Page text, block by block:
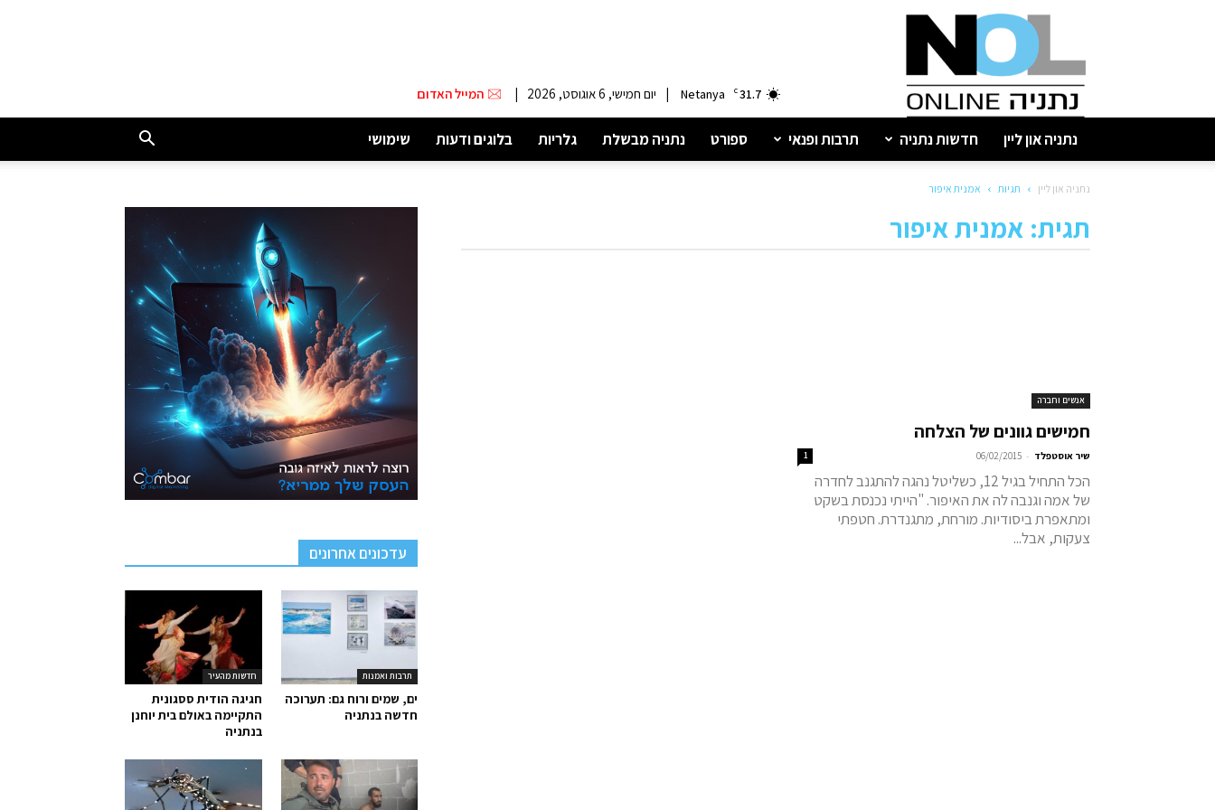
נתניה
31.7
C
Netanya
| יום חמישי, 6 אוגוסט, 2026 | המייל האדום
נתניה און ליין חדשות נתניה תרבות ופנאי ספורט נתניה מבשלת גלריות בלוגים ודעות שימושי
נתניה און ליין תגיות אמנית איפור
תגית: אמנית איפור
אנשים וחברה
חמישים גוונים של הצלחה
שיר אוסטפלד -
06/02/2015
1
הכל התחיל בגיל 12, כשליטל נהגה להתגנב לחדרה
של אמה וגנבה לה את האיפור. "הייתי נכנסת בשקט
ומתאפרת ביסודיות. מורחת, מתגנדרת. חטפתי
צעקות, אבל...
עדכונים אחרונים
חדשות מהעיר
חגיגה הודית ססגונית
התקיימה באולם בית יוחנן
בנתניה
תרבות ואמנות
ים, שמים ורוח גם: תערוכה
חדשה בנתניה